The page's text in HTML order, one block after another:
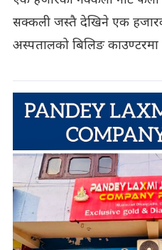
सक्कली जस्तै देखिने एक
अस्पतालको बिलिङ काउण्टरमा